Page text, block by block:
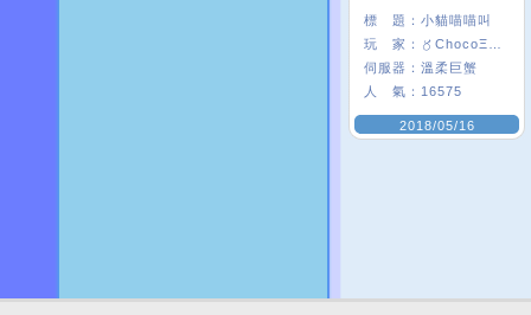
標 題： 小貓喵喵叫
玩 家：
伺服器： 溫柔巨蟹
人 氣： 16575
2018/05/16